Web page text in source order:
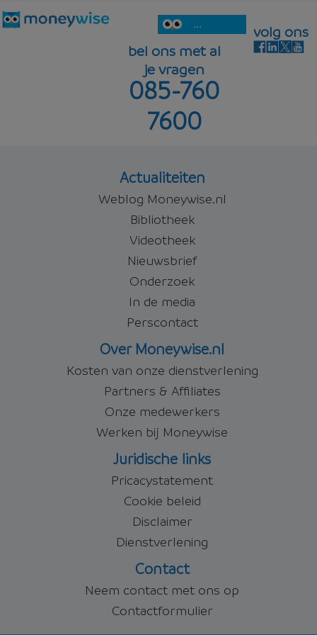
...
bel ons met al
je vragen
085-760
7600
volg ons
Actualiteiten
Weblog Moneywise.nl
Bibliotheek
Videotheek
Nieuwsbrief
Onderzoek
In de media
Perscontact
Over Moneywise.nl
Kosten van onze dienstverlening
Partners & Affiliates
Onze medewerkers
Werken bij Moneywise
Juridische links
Pricacystatement
Cookie beleid
Disclaimer
Dienstverlening
Contact
Neem contact met ons op
Contactformulier